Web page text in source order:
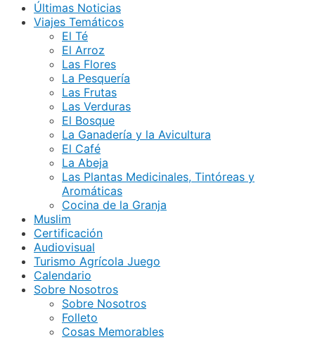
Últimas Noticias
Viajes Temáticos
El Té
El Arroz
Las Flores
La Pesquería
Las Frutas
Las Verduras
El Bosque
La Ganadería y la Avicultura
El Café
La Abeja
Las Plantas Medicinales, Tintóreas y
Aromáticas
Cocina de la Granja
Muslim
Certificación
Audiovisual
Turismo Agrícola Juego
Calendario
Sobre Nosotros
Sobre Nosotros
Folleto
Cosas Memorables